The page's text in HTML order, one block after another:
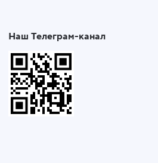
Наш Телеграм-канал